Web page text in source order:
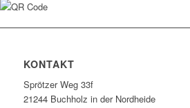
KONTAKT
Sprötzer Weg 33f
21244 Buchholz in der Nordheide